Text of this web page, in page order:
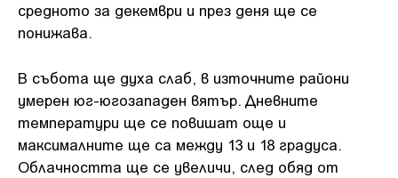
средното за декември и през деня ще се
понижава.
В събота ще духа слаб, в източните райони
умерен юг-югозападен вятър. Дневните
температури ще се повишат още и
максималните ще са между 13 и 18 градуса.
Облачността ще се увеличи, след обяд от